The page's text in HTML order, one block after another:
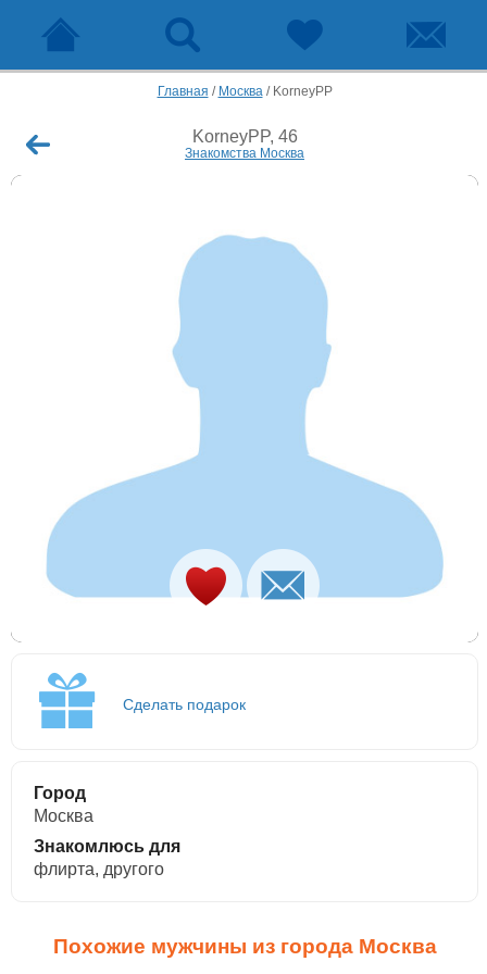
Главная / Москва/ KorneyPP
KorneyPP, 46
Знакомства Москва
Сделать подарок
Город
Москва
Знакомлюсь для
флирта, другого
Похожие мужчины из города Москва